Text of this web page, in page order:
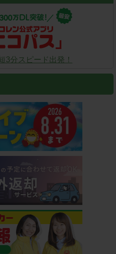
3分スピード出発！